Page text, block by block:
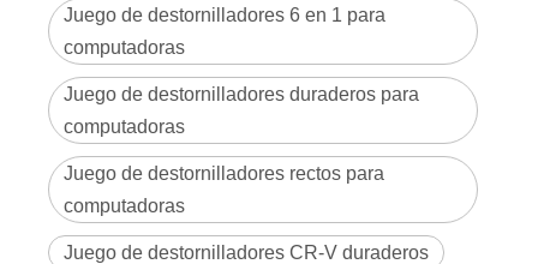
Juego de destornilladores 6 en 1 para
computadoras
Juego de destornilladores duraderos para
computadoras
Juego de destornilladores rectos para
computadoras
Juego de destornilladores CR-V duraderos